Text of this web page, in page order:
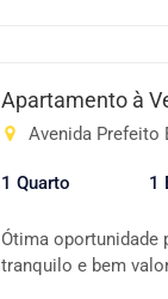
Apartamento à
Avenida Prefeito
1 Quarto 1
Ótima oportunidade
tranquilo e bem